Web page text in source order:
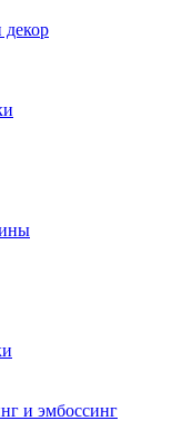
и эмбоссинг